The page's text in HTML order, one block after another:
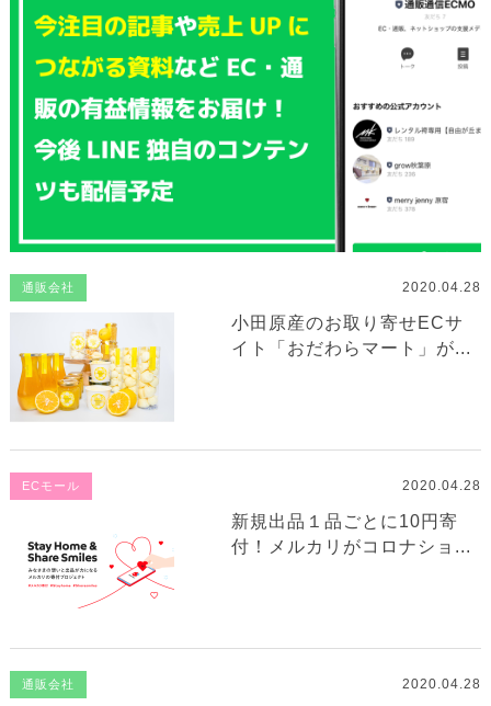
通販会社 2020.04.28
小田原産のお取り寄せECサ
イト「おだわらマート」が...
ECモール 2020.04.28
新規出品１品ごとに10円寄
付！メルカリがコロナショ...
通販会社 2020.04.28